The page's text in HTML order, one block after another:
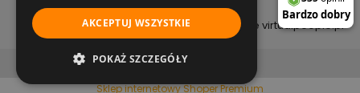
copyright (c) 2022
projekt i wykonanie virtualpeople.pl
pokaż pełną wersję strony
Sklep internetowy Shoper Premium
AKCEPTUJ WSZYSTKIE
POKAŻ SZCZEGÓŁY